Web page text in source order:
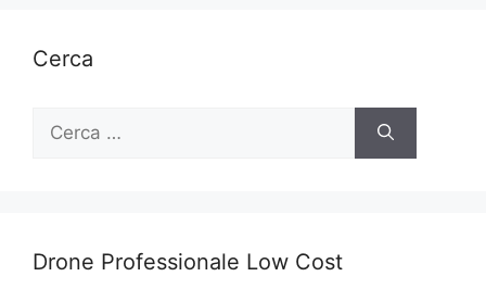
Cerca
Ricerca
Drone Professionale Low Cost